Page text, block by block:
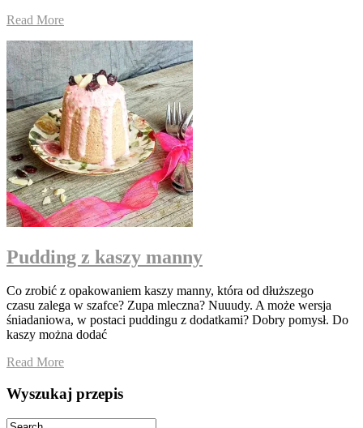
Read More
Pudding z kaszy manny
Co zrobić z opakowaniem kaszy manny, która od dłuższego
czasu zalega w szafce? Zupa mleczna? Nuuudy. A może wersja
śniadaniowa, w postaci puddingu z dodatkami? Dobry pomysł. Do
kaszy można dodać
Read More
Wyszukaj przepis